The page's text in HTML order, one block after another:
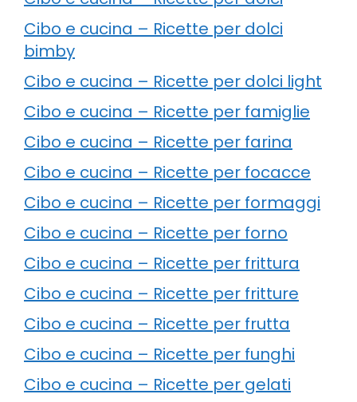
Cibo e cucina – Ricette per dolci
bimby
Cibo e cucina – Ricette per dolci light
Cibo e cucina – Ricette per famiglie
Cibo e cucina – Ricette per farina
Cibo e cucina – Ricette per focacce
Cibo e cucina – Ricette per formaggi
Cibo e cucina – Ricette per forno
Cibo e cucina – Ricette per frittura
Cibo e cucina – Ricette per fritture
Cibo e cucina – Ricette per frutta
Cibo e cucina – Ricette per funghi
Cibo e cucina – Ricette per gelati